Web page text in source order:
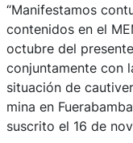
“Manifestamos
contenidos en el
octubre del
conjuntamente con
situación de
mina en
suscrito el 16 de